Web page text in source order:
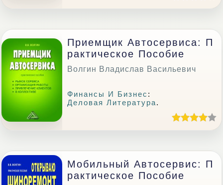
Приемщик Автосервиса: П
Рактическое Пособие
Волгин Владислав Васильевич
Финансы И Бизнес :
Деловая Литература.
Мобильный Автосервис: П
Рактическое Пособие